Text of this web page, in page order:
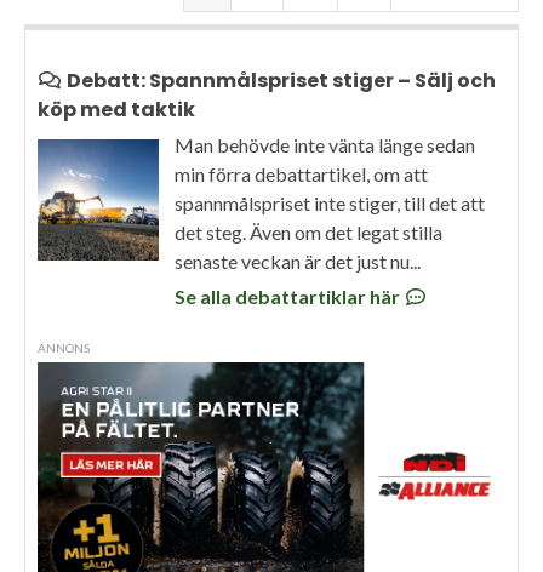
Debatt: Spannmålspriset stiger – Sälj och
köp med taktik
Man behövde inte vänta länge sedan
min förra debattartikel, om att
spannmålspriset inte stiger, till det att
det steg. Även om det legat stilla
senaste veckan är det just nu...
Se alla debattartiklar här
ANNONS